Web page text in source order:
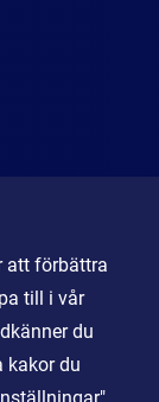
att förbättra
till i vår
du
kakor du